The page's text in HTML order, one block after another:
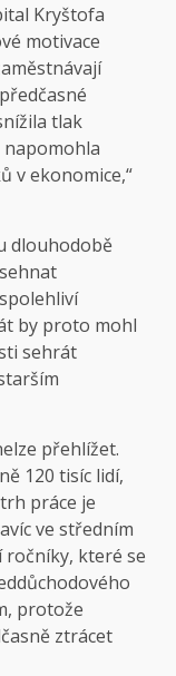
Kryštofa
motivace
tlak
napomohla
v ekonomice,“
dlouhodobě
by proto mohl
sehrát
přehlížet.
120 tisíc lidí,
práce je
ve středním
ročníky, které se
protože
ztrácet